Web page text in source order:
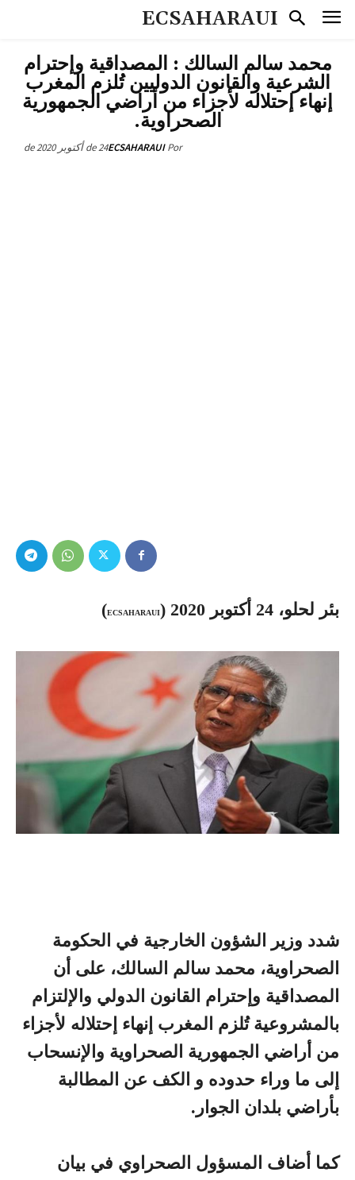
ECSAHARAUI
محمد سالم السالك : المصداقية وإحترام
الشرعية والقانون الدوليين تُلزم المغرب
إنهاء إحتلاله لأجزاء من أراضي الجمهورية
الصحراوية.
Por
ECSAHARAUI24 de أكتوبر de 2020
بئر لحلو، 24 أكتوبر 2020 ( ECSAHARAUI
)
شدد وزير الشؤون الخارجية في الحكومة
الصحراوية، محمد سالم السالك، على أن
المصداقية وإحترام القانون الدولي والإلتزام
بالمشروعية تُلزم المغرب إنهاء إحتلاله لأجزاء
من أراضي الجمهورية الصحراوية والإنسحاب
إلى ما وراء حدوده و الكف عن المطالبة
بأراضي بلدان الجوار.
كما أضاف المسؤول الصحراوي في بيان